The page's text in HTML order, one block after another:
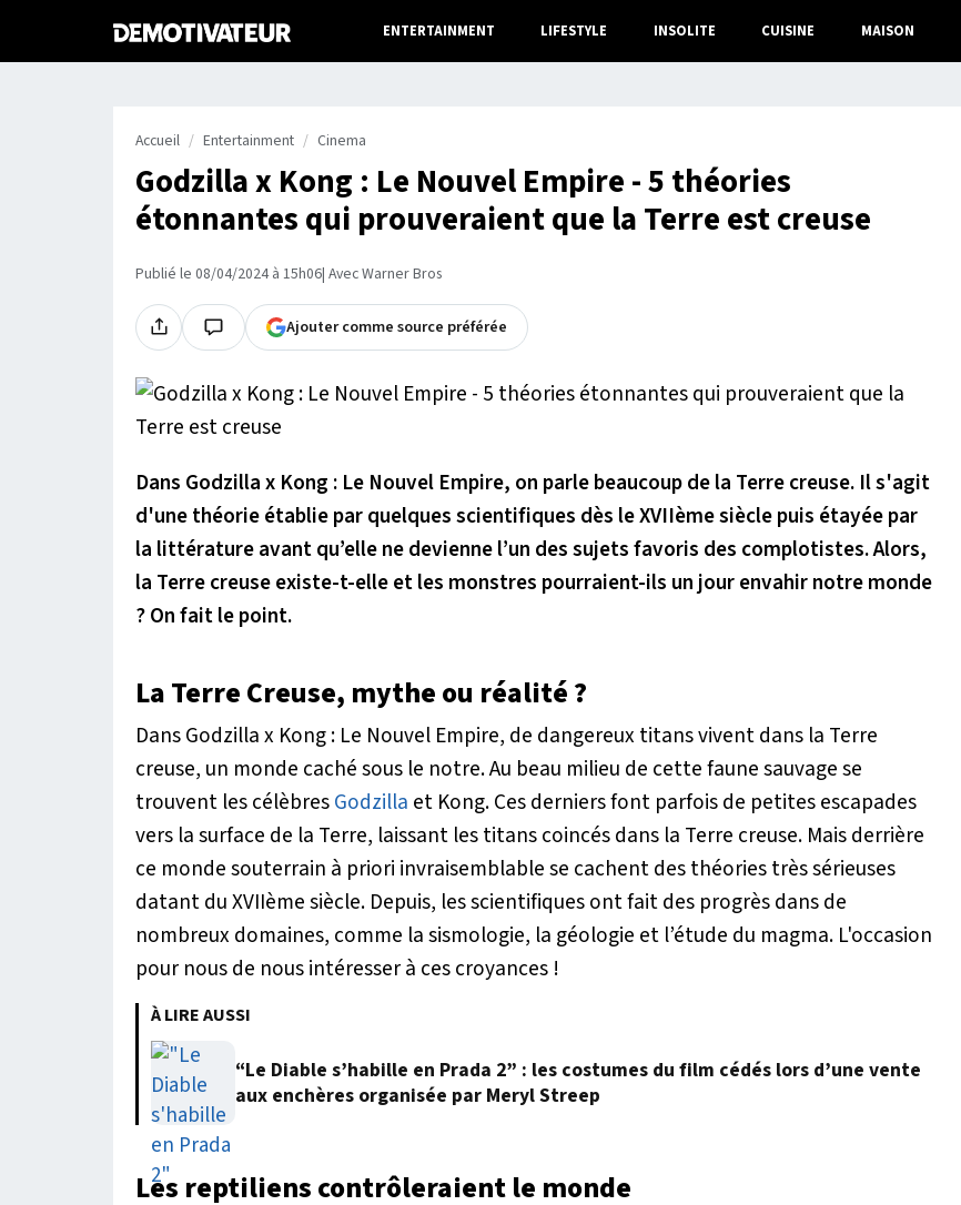
ENTERTAINMENT LIFESTYLE INSOLITE CUISINE MAISON
Accueil Entertainment Cinema
Godzilla x Kong : Le Nouvel Empire - 5 théories
étonnantes qui prouveraient que la Terre est creuse
Publié le 08/04/2024 à 15h06| Avec Warner Bros
Ajouter comme source préférée
Dans Godzilla x Kong : Le Nouvel Empire, on parle beaucoup de la Terre creuse. Il s'agit
d'une théorie établie par quelques scientifiques dès le XVIIème siècle puis étayée par
la littérature avant qu’elle ne devienne l’un des sujets favoris des complotistes. Alors,
la Terre creuse existe-t-elle et les monstres pourraient-ils un jour envahir notre monde
? On fait le point.
La Terre Creuse, mythe ou réalité ?
DansGodzilla x Kong : Le Nouvel Empire, de dangereux titans vivent dans la Terre
creuse, un monde caché sous le notre. Au beau milieu de cette faune sauvage se
trouvent les célèbresGodzilla et Kong. Ces derniers font parfois de petites escapades
vers la surface de la Terre, laissant les titans coincés dans la Terre creuse. Mais derrière
ce monde souterrain à priori invraisemblable se cachent des théories très sérieuses
datant du XVIIème siècle. Depuis, les scientifiques ont fait des progrès dans de
nombreux domaines, comme la sismologie, la géologie et l’étude du magma. L'occasion
pour nous de nous intéresser à ces croyances !
À LIRE AUSSI
“Le Diable s’habille en Prada 2” : les costumes du film cédés lors d’une vente
aux enchères organisée par Meryl Streep
Les reptiliens contrôleraient le monde